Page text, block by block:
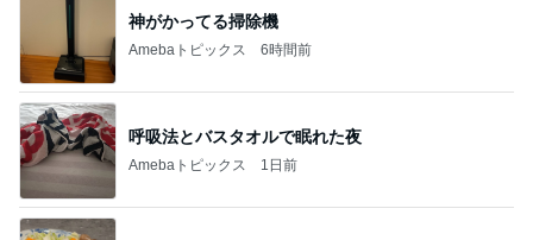
神がかってる掃除機
Amebaトピックス 6時間前
呼吸法とバスタオルで眠れた夜
Amebaトピックス 1日前